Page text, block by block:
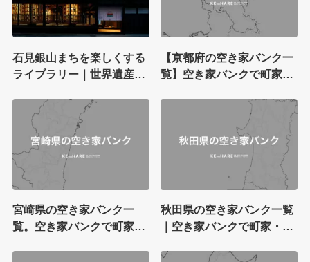
石見銀山まちを楽しくする
ライブラリー｜世界遺産石
に登場。コワーキング併
設、サテライトキャンパス
としてまちを盛り上げる
【京都府の空き家バンク一
覧】空き家バンクで町家・
宮崎県の空き家バンク一
覧。空き家バンクで町家・
秋田県の空き家バンク一覧
｜空き家バンクで町家・古